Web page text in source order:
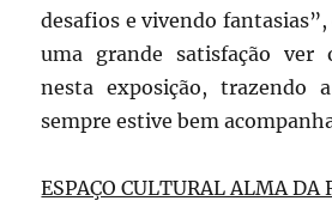
desafios e vivendo
uma grande satisfação ver
nesta exposição, trazendo
sempre estive bem
ESPAÇO CULTURAL ALMA DA